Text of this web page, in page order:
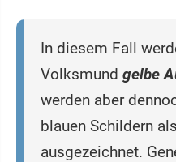
In diesem Fall
Volksmund gelbe
werden aber
blauen Schildern
ausgezeichnet.